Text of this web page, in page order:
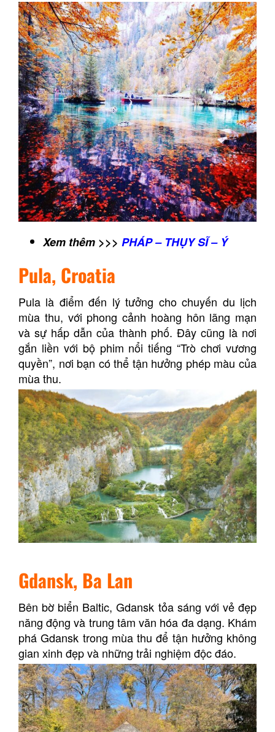
Xem thêm >>> PHÁP – THỤY SĨ – Ý
Pula, Croatia
Pula là điểm đến lý tưởng cho chuyến du lịch
mùa thu, với phong cảnh hoàng hôn lãng mạn
và sự hấp dẫn của thành phố. Đây cũng là nơi
gắn liền với bộ phim nổi tiếng “Trò chơi vương
quyền”, nơi bạn có thể tận hưởng phép màu của
mùa thu.
Gdansk, Ba Lan
Bên bờ biển Baltic, Gdansk tỏa sáng với vẻ đẹp
năng động và trung tâm văn hóa đa dạng. Khám
phá Gdansk trong mùa thu để tận hưởng không
gian xinh đẹp và những trải nghiệm độc đáo.